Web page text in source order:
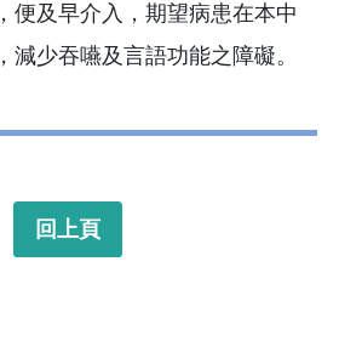
便及早介入，期望病患在本中
減少吞嚥及言語功能之障礙。
回上頁